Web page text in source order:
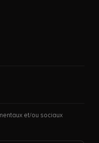
et/ou sociaux